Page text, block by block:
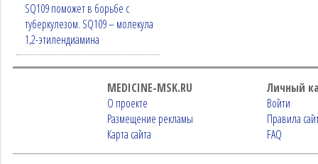
SQ109 поможет в борьбе с
туберкулезом. SQ109 – молекула
1,2-этилендиамина
MEDICINE-MSK.RU
О проекте
Размещение рекламы
Карта сайта
Личный
Войти
Правила
FAQ